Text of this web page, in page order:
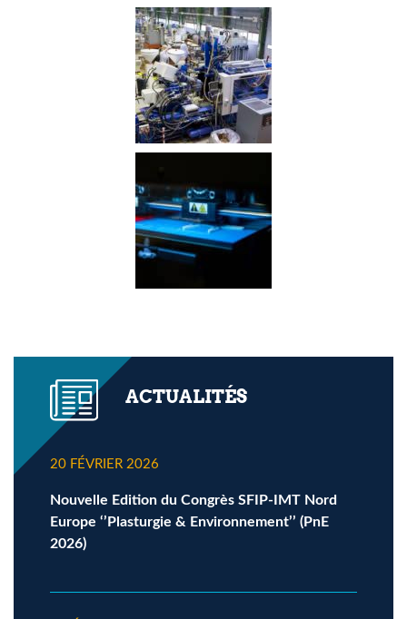
ACTUALITÉS
20 FÉVRIER 2026
Nouvelle Edition du Congrès SFIP-IMT Nord
Europe ‘’Plasturgie & Environnement’’ (PnE
2026)